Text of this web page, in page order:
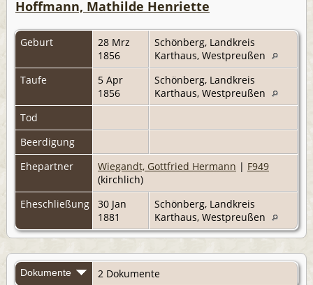
Hoffmann, Mathilde Henriette
Geburt
28 Mrz
1856
Schönberg, Landkreis
Karthaus, Westpreußen
Taufe
5 Apr
1856
Schönberg, Landkreis
Karthaus, Westpreußen
Tod
Beerdigung
Ehepartner
Wiegandt, Gottfried Hermann | F949
(kirchlich)
Eheschließung
30 Jan
1881
Schönberg, Landkreis
Karthaus, Westpreußen
Dokumente 2 Dokumente